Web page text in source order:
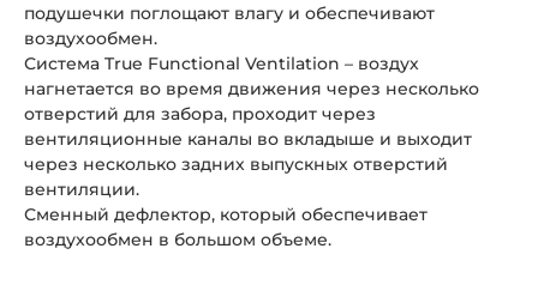
подушечки поглощают влагу и обеспечивают
воздухообмен.
Система True Functional Ventilation – воздух
нагнетается во время движения через несколько
отверстий для забора, проходит через
вентиляционные каналы во вкладыше и выходит
через несколько задних выпускных отверстий
вентиляции.
Сменный дефлектор, который обеспечивает
воздухообмен в большом объеме.